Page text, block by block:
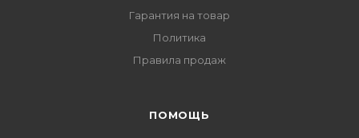
Гарантия на товар
Политика
Правила продаж
ПОМОЩЬ